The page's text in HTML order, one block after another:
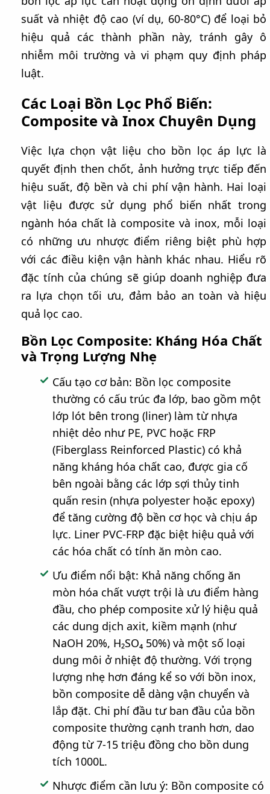
suất và nhiệt độ cao (ví dụ, 60-80°C) để loại bỏ
hiệu quả các thành phần này, tránh gây ô
nhiễm môi trường và vi phạm quy định pháp
luật.
Các Loại Bồn Lọc Phổ Biến:
Composite và Inox Chuyên Dụng
Việc lựa chọn vật liệu cho bồn lọc áp lực là
quyết định then chốt, ảnh hưởng trực tiếp đến
hiệu suất, độ bền và chi phí vận hành. Hai loại
vật liệu được sử dụng phổ biến nhất trong
ngành hóa chất là composite và inox, mỗi loại
có những ưu nhược điểm riêng biệt phù hợp
với các điều kiện vận hành khác nhau. Hiểu rõ
đặc tính của chúng sẽ giúp doanh nghiệp đưa
ra lựa chọn tối ưu, đảm bảo an toàn và hiệu
quả lọc cao.
Bồn Lọc Composite: Kháng Hóa Chất
và Trọng Lượng Nhẹ
Cấu tạo cơ bản: Bồn lọc composite
thường có cấu trúc đa lớp, bao gồm một
lớp lót bên trong (liner) làm từ nhựa
nhiệt dẻo như PE, PVC hoặc FRP
(Fiberglass Reinforced Plastic) có khả
năng kháng hóa chất cao, được gia cố
bên ngoài bằng các lớp sợi thủy tinh
quấn resin (nhựa polyester hoặc epoxy)
để tăng cường độ bền cơ học và chịu áp
lực. Liner PVC-FRP đặc biệt hiệu quả với
các hóa chất có tính ăn mòn cao.
Ưu điểm nổi bật: Khả năng chống ăn
mòn hóa chất vượt trội là ưu điểm hàng
đầu, cho phép composite xử lý hiệu quả
các dung dịch axit, kiềm mạnh (như
NaOH 20%, H₂SO₄ 50%) và một số loại
dung môi ở nhiệt độ thường. Với trọng
lượng nhẹ hơn đáng kể so với bồn inox,
bồn composite dễ dàng vận chuyển và
lắp đặt. Chi phí đầu tư ban đầu của bồn
composite thường cạnh tranh hơn, dao
động từ 7-15 triệu đồng cho bồn dung
tích 1000L.
Nhược điểm cần lưu ý: Bồn composite có